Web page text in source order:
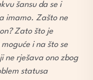
šansu da se i
imamo. Zašto ne
Zato što je
i na što se
ne rješava ono zbog
statusa